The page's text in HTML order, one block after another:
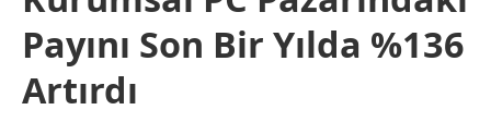
Payını Son Bir Yılda %136
Artırdı